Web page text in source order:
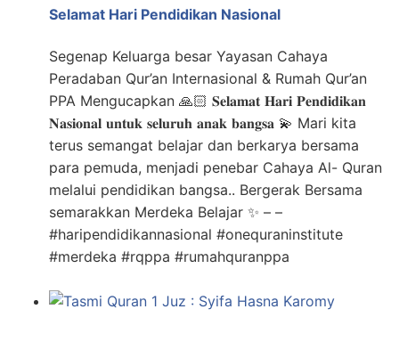
Selamat Hari Pendidikan Nasional
Segenap Keluarga besar Yayasan Cahaya
Peradaban Qur’an Internasional & Rumah Qur’an
PPA Mengucapkan 🙏🏻 𝐒𝐞𝐥𝐚𝐦𝐚𝐭 𝐇𝐚𝐫𝐢 𝐏𝐞𝐧𝐝𝐢𝐝𝐢𝐤𝐚𝐧
𝐍𝐚𝐬𝐢𝐨𝐧𝐚𝐥 𝐮𝐧𝐭𝐮𝐤 𝐬𝐞𝐥𝐮𝐫𝐮𝐡 𝐚𝐧𝐚𝐤 𝐛𝐚𝐧𝐠𝐬𝐚 💫 Mari kita
terus semangat belajar dan berkarya bersama
para pemuda, menjadi penebar Cahaya Al- Quran
melalui pendidikan bangsa.. Bergerak Bersama
semarakkan Merdeka Belajar ✨ – –
#haripendidikannasional #onequraninstitute
#merdeka #rqppa #rumahquranppa